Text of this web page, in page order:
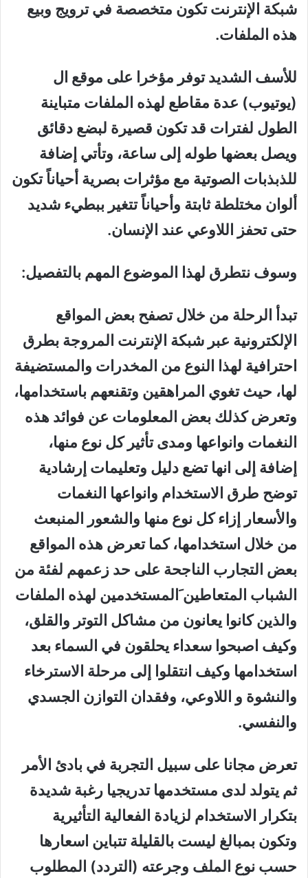
شبكة الإنترنت تكون متخصصة في ترويج وبيع
هذه الملفات.
للأسف الشديد توفر مؤخرا على موقع ال
(يوتيوب) عدة مقاطع لهذه الملفات متباينة
الطول لفترات قد تكون قصيرة لبضع دقائق
ويصل بعضها طوله إلى ساعة، وتأتي إضافة
للذبذبات الصوتية مع مؤثرات بصرية أحياناً تكون
ألوان مختلطة ثابتة وأحياناً تتغير ببطيء شديد
حتى تحفز اللاوعي عند الإنسان.
وسوف نتطرق لهذا الموضوع المهم بالتفصيل:
تبدأ الرحلة من خلال تصفح بعض المواقع
الإلكترونية عبر شبكة الإنترنت المروجة بطرق
احترافية لهذا النوع من المخدرات والمستضيفة
لها، حيث تغوي المراهقين وتقنعهم باستخدامها،
وتعرض كذلك بعض المعلومات عن فوائد هذه
النغمات وانواعها ومدى تأثير كل نوع منها،
إضافة إلى انها تضع دليل وتعليمات إرشادية
توضح طرق الاستخدام وانواعها النغمات
والأسعار إزاء كل نوع منها والشعور المنبعث
من خلال استخدامها، كما تعرض هذه المواقع
بعض التجارب الناجحة على حد زعمهم لفئة من
الشباب المتعاطين َالمستخدمين لهذه الملفات
والذين كانوا يعانون من مشاكل التوتر والقلق،
وكيف اصبحوا سعداء يحلقون في السماء بعد
استخدامها وكيف انتقلوا إلى مرحلة الاسترخاء
والنشوة و اللاوعي، وفقدان التوازن الجسدي
والنفسي.
تعرض مجانا على سبيل التجربة في بادئ الأمر
ثم يتولد لدى مستخدمها تدريجيا رغبة شديدة
بتكرار الاستخدام لزيادة الفعالية التأثيرية
وتكون بمبالغ ليست بالقليلة تتباين اسعارها
حسب نوع الملف وجرعته (التردد) المطلوب